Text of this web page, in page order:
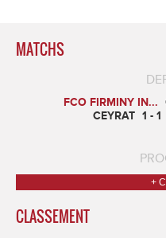
MATCHS
FCO FIRMINY IN...
CEYRAT 1 - 1
+
CLASSEMENT